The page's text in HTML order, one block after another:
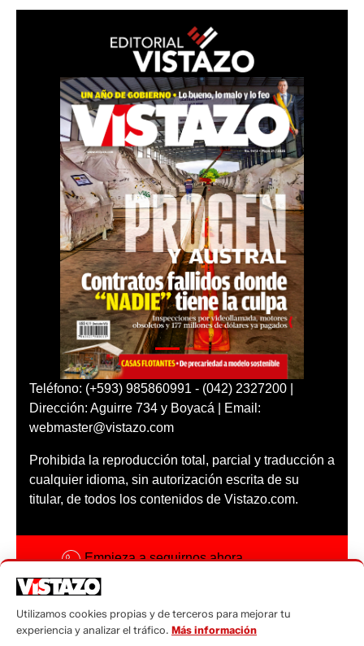
Teléfono: (+593) 985860991 - (042) 2327200 |
Dirección: Aguirre 734 y Boyacá | Email:
webmaster@vistazo.com
Prohibida la reproducción total, parcial y traducción a
cualquier idioma, sin autorización escrita de su
titular, de todos los contenidos de Vistazo.com.
Empieza a seguirnos ahora
Código ética
Utilizamos cookies propias y de terceros para mejorar tu
experiencia y analizar el tráfico. Más información